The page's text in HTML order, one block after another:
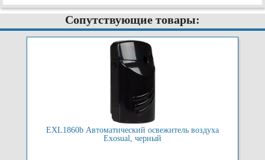
Сопутствующие товары:
EXL1860b Автоматический освежитель воздуха
Exosual, черный